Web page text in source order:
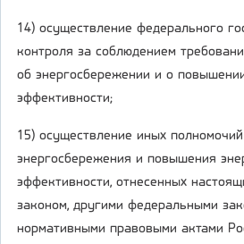
14) осуществление федерального
контроля за соблюдением
об энергосбережении и о
эффективности;
15) осуществление иных
энергосбережения и повышения
эффективности, отнесенных
законом, другими федеральными
нормативными правовыми актами